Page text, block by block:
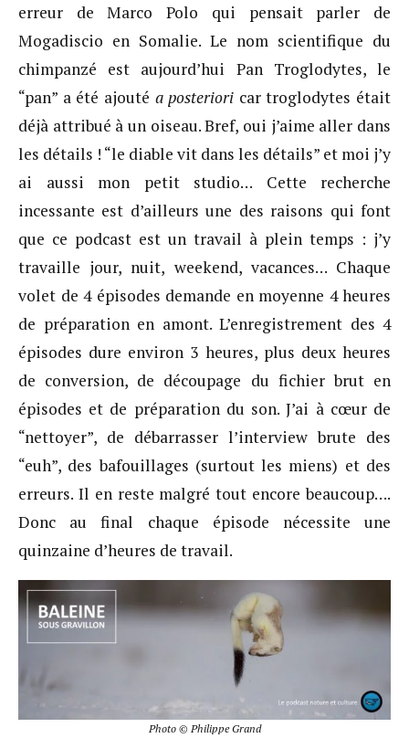
erreur de Marco Polo qui pensait parler de
Mogadiscio en Somalie. Le nom scientifique du
chimpanzé est aujourd’hui Pan Troglodytes, le
“pan” a été ajouté a posteriori car troglodytes était
déjà attribué à un oiseau. Bref, oui j’aime aller dans
les détails ! “le diable vit dans les détails” et moi j’y
ai aussi mon petit studio… Cette recherche
incessante est d’ailleurs une des raisons qui font
que ce podcast est un travail à plein temps : j’y
travaille jour, nuit, weekend, vacances… Chaque
volet de 4 épisodes demande en moyenne 4 heures
de préparation en amont. L’enregistrement des 4
épisodes dure environ 3 heures, plus deux heures
de conversion, de découpage du fichier brut en
épisodes et de préparation du son. J’ai à cœur de
“nettoyer”, de débarrasser l’interview brute des
“euh”, des bafouillages (surtout les miens) et des
erreurs. Il en reste malgré tout encore beaucoup….
Donc au final chaque épisode nécessite une
quinzaine d’heures de travail.
Photo © Philippe Grand